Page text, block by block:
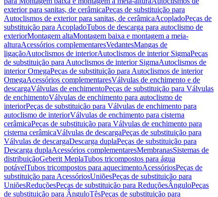
exterior para sanitas, de cerâmicaPeças de substituição para
Autoclismos de exterior para sanitas, de cerâmicaAcopladoPeças de
substituição para AcopladoTubos de descarga para autoclismo de
exteriorMontagem altaMontagem baixa e montagem a meia-
alturaAcessórios complementaresVedantesMangas de
ligaçãoAutoclismos de interiorAutoclismos de interior SigmaPeças
de substituição para Autoclismos de interior SigmaAutoclismos de
interior OmegaPeças de substituição para Autoclismos de interior
OmegaAcessórios complementaresVálvulas de enchimento e de
descargaVálvulas de enchimentoPeças de substituição para Válvulas
de enchimentoVálvulas de enchimento para autoclismo de
interiorPeças de substituição para Válvulas de enchimento para
autoclismo de interiorVálvulas de enchimento para cisterna
cerâmicaPeças de substituição para Válvulas de enchimento para
cisterna cerâmicaVálvulas de descargaPeças de substituição para
Válvulas de descargaDescarga duplaPeças de substituição para
Descarga duplaAcessórios complementaresMembranasSistemas de
distribuiçãoGeberit MeplaTubos tricompostos para água
potávelTubos tricompostos para aquecimentoAcessóriosPeças de
substituição para AcessóriosUniõesPeças de substituição para
UniõesReduçõesPeças de substituição para ReduçõesÂnguloPeças
de substituição para ÂnguloTêsPeças de substituição para